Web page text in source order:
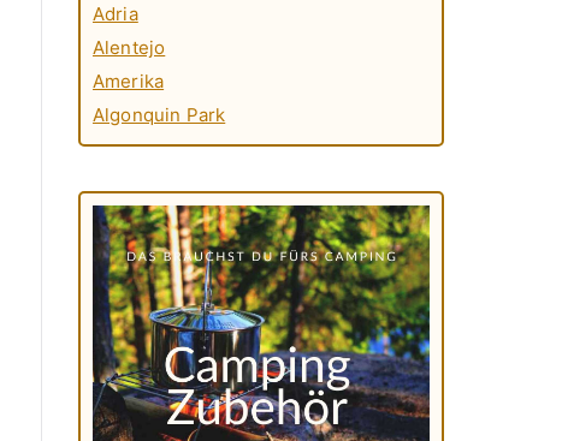
Adria
Alentejo
Amerika
Algonquin Park